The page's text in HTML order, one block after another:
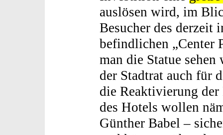
auslösen wird, im
Besucher des derzeit
befindlichen „Center
man die Statue
der Stadtrat auch für
die Reaktivierung der
des Hotels wollen
Günther Babel –